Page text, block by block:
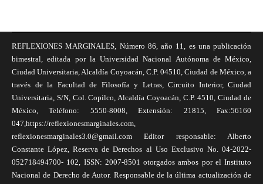
REFLEXIONES MARGINALES, Número 86, año 11, es una publicación
bimestral, editada por la Universidad Nacional Autónoma de México,
Ciudad Universitaria, Alcaldía Coyoacán, C.P. 04510, Ciudad de México, a
través de la Facultad de Filosofía y Letras, Circuito Interior, Ciudad
Universitaria, S/N, Col. Copilco, Alcaldía Coyoacán, C.P. 4510, Ciudad de
México, Teléfono: 5550-8008, Extensión: 21815, Fax:56160
047,https://reflexionesmarginales.com,
reflexionesmarginales3.0@gmail.com Editor responsable: Alberto
Constante López, Reserva de Derechos al Uso Exclusivo No. 04-2022-
052718494700- 102, ISSN: 2007-8501 otorgados ambos por el Instituto
Nacional de Derecho de Autor. Responsable de la última actualización de